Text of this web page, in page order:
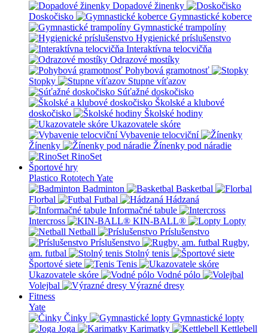
Dopadové žinenky
Doskočisko
Gymnastické koberce
Gymnastické trampolíny
Hygienické príslušenstvo
Interaktívna telocvičňa
Odrazové mostíky
Pohybová gramotnosť
Stopky
Stupne víťazov
Súťažné doskočisko
Školské a klubové
doskočisko
Školské hodiny
Ukazovatele skóre
Vybavenie telocviční
Žínenky
Žínenky pod náradie
RinoSet
Športové hry
Plastico Rototech Yate
Badminton
Basketbal
Florbal
Futbal
Hádzaná
Informačné tabule
Intercross
KIN-BALL®
Lopty
Netball
Príslušenstvo
Príslušenstvo
Rugby,
am. futbal
Stolný tenis
Športové siete
Tenis
Ukazovatele skóre
Vodné pólo
Volejbal
Výrazné dresy
Fitness
Yate
Činky
Gymnastické lopty
Joga
Karimatky
Kettlebell